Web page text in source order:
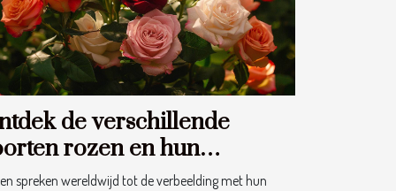
de verschillende
rozen en hun
spreken wereldwijd tot de verbeelding met hun